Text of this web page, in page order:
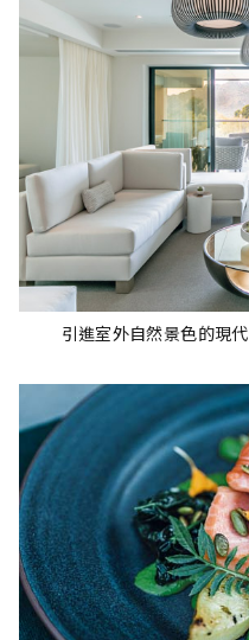
引進室外自然景色的現